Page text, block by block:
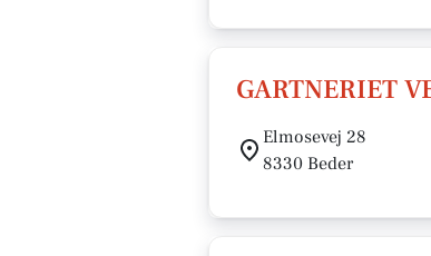
GARTNERIET
Elmosevej 28
8330 Beder